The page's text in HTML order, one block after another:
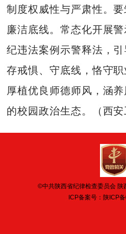
制度权威性与严肃性。
廉洁底线。常态化开展
纪违法案例示警释法，引
存戒惧、守底线，恪守职
厚植优良师德师风，涵
的校园政治生态。（西安
©中共陕西省纪律检查委员会 陕
ICP备案号： 陕ICP